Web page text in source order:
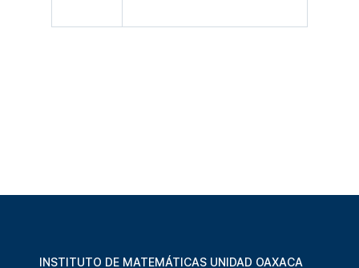
INSTITUTO DE MATEMÁTICAS UNIDAD OAXACA